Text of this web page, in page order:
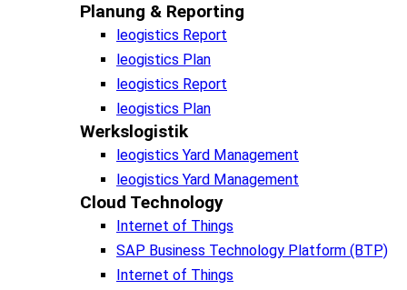
Planung & Reporting
leogistics Report
leogistics Plan
leogistics Report
leogistics Plan
Werkslogistik
leogistics Yard Management
leogistics Yard Management
Cloud Technology
Internet of Things
SAP Business Technology Platform (BTP)
Internet of Things